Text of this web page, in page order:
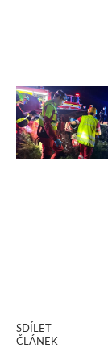
SDÍLET
ČLÁNEK